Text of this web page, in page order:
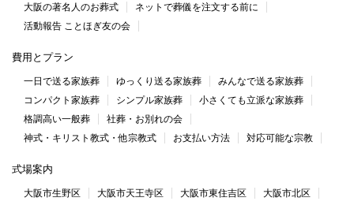
大阪の著名人のお葬式
ネットで葬儀を注文する前に
活動報告 ことほぎ友の会
費用とプラン
一日で送る家族葬 ゆっくり送る家族葬
みんなで送る家族葬
コンパクト家族葬
シンプル家族葬
小さくても立派な家族葬
格調高い一般葬
社葬・お別れの会
神式・キリスト教式・他宗教式
お支払い方法 対応可能な宗教
式場案内
大阪市生野区 大阪市天王寺区 大阪市東住吉区
大阪市北区